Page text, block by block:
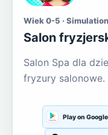
Wiek 0-5 ·
Salon
Salon Spa dla
fryzury salonowe.
Play on